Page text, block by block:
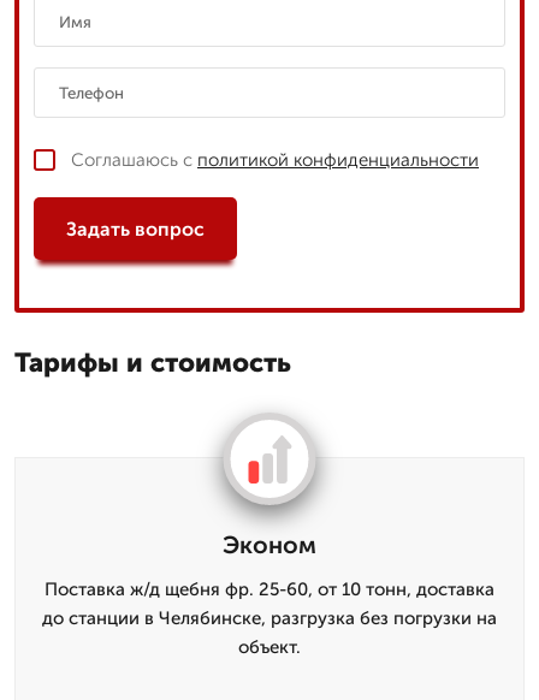
Соглашаюсь с политикой конфиденциальности
Задать вопрос
Тарифы и стоимость
Эконом
Поставка ж/д щебня фр. 25-60, от 10 тонн, доставка
до станции в Челябинске, разгрузка без погрузки на
объект.